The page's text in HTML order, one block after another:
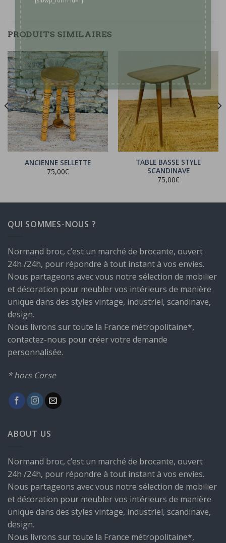
PRODUITS SIMILAIRES
ANCIENNE SELLETTE
75,00€
TABLE BASSE STYLE
SCANDINAVE
75,00€
QUI SOMMES-NOUS ?
Normand broc, c’est un marché de brocante, ouvert
24h /24h, pour répondre à tout instant à vos envies.
Nous partageons avec vous notre sélection de mobilier
et décoration pour meubler vos intérieurs de manière
unique dans des styles vintage, industriel, scandinave,
design.
Nous livrons sur toute la France métropolitaine*,
contactez-nous pour créer votre demande
personnalisée.
* hors Corse
ABOUT US
Normand broc, c’est un marché de brocante, ouvert
24h /24h, pour répondre à tout instant à vos envies.
Nous partageons avec vous notre sélection de mobilier
et décoration pour meubler vos intérieurs de manière
unique dans des styles vintage, industriel, scandinave,
design.
Nous livrons sur toute la France métropolitaine*,